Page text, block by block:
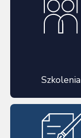
Szkolenia